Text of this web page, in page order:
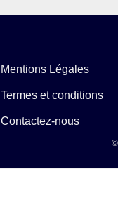
Mentions Légales
Termes et conditions
Contactez-nous
©